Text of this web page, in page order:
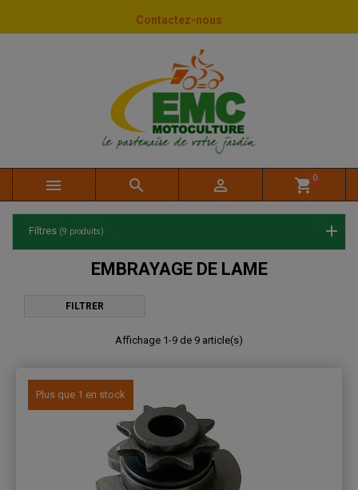
Contactez-nous
   shopping_cart0
Filtres (9 produits)
EMBRAYAGE DE LAME
FILTRER
Affichage 1-9 de 9 article(s)
Plus que 1 en stock